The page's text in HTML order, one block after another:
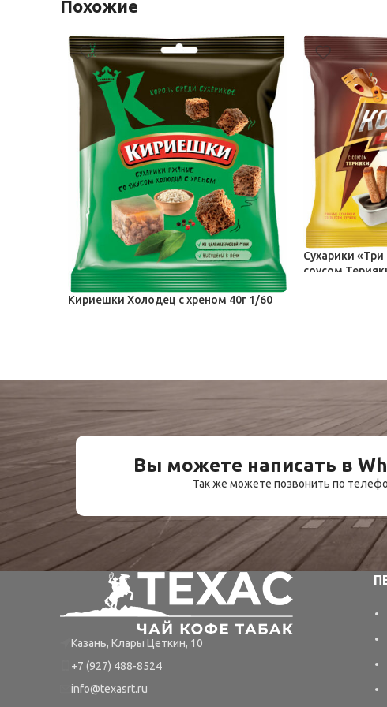
Похожие
Кириешки Холодец с хреном 40г 1/60
Сухарики
соусом
Вы можете написать в
Так же можете позвонить по
Казань, Клары Цеткин, 10
+7 (927) 488-8524
info@texasrt.ru